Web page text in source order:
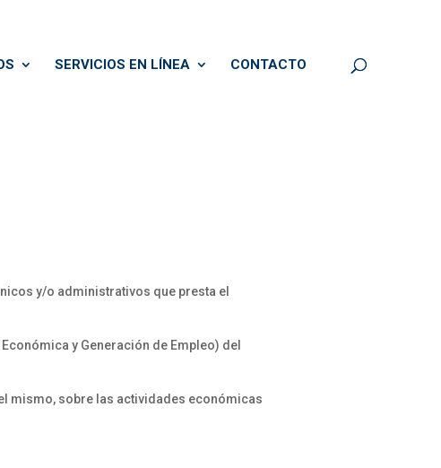
SERVICIOS EN LÍNEA CONTACTO
y/o administrativos que presta el
y Generación de Empleo) del
mismo, sobre las actividades económicas